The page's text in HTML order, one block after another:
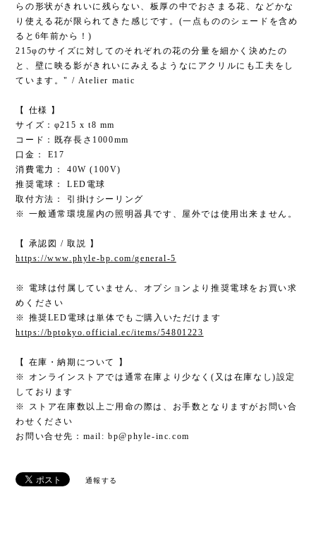
らの形状がきれいに残らない、板厚の中でおさまる花、などかな
り使える花が限られてきた感じです。(一点もののシェードを含め
ると6年前から！)
215φのサイズに対してのそれぞれの花の分量を細かく決めたの
と、壁に映る影がきれいにみえるようなにアクリルにも工夫をし
ています。" / Atelier matic
【 仕様 】
サイズ：φ215 x t8 mm
コード：既存長さ1000mm
口金： E17
消費電力： 40W (100V)
推奨電球： LED電球
取付方法： 引掛けシーリング
※ 一般通常環境屋内の照明器具です、屋外では使用出来ません。
【 承認図 / 取説 】
https://www.phyle-bp.com/general-5
※ 電球は付属していません、オプションより推奨電球をお買い求
めください
※ 推奨LED電球は単体でもご購入いただけます
https://bptokyo.official.ec/items/54801223
【 在庫・納期について 】
※ オンラインストアでは通常在庫より少なく(又は在庫なし)設定
しております
※ ストア在庫数以上ご用命の際は、お手数となりますがお問い合
わせください
お問い合せ先：mail:bp@phyle-inc.com
通報する